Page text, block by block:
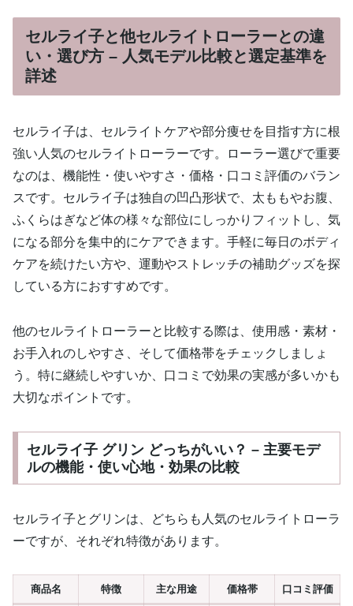
セルライ子と他セルライトローラーとの違
い・選び方 – 人気モデル比較と選定基準を
詳述
セルライ子は、セルライトケアや部分痩せを目指す方に根
強い人気のセルライトローラーです。ローラー選びで重要
なのは、機能性・使いやすさ・価格・口コミ評価のバラン
スです。セルライ子は独自の凹凸形状で、太ももやお腹、
ふくらはぎなど体の様々な部位にしっかりフィットし、気
になる部分を集中的にケアできます。手軽に毎日のボディ
ケアを続けたい方や、運動やストレッチの補助グッズを探
している方におすすめです。
他のセルライトローラーと比較する際は、使用感・素材・
お手入れのしやすさ、そして価格帯をチェックしましょ
う。特に継続しやすいか、口コミで効果の実感が多いかも
大切なポイントです。
セルライ子 グリン どっちがいい？ – 主要モデ
ルの機能・使い心地・効果の比較
セルライ子とグリンは、どちらも人気のセルライトローラ
ーですが、それぞれ特徴があります。
商品名 特徴 主な用途 価格帯 口コミ評価